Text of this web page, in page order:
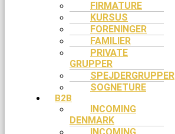
FIRMATURE
KURSUS
FORENINGER
FAMILIER
PRIVATE
GRUPPER
SPEJDERGRUPPER
SOGNETURE
B2B
INCOMING
DENMARK
INCOMING